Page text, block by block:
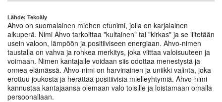
Lähde: Tekoäly
Ahvo on suomalainen miehen etunimi, jolla on karjalainen
alkuperä. Nimi Ahvo tarkoittaa "kultainen" tai "kirkas" ja se liitetään
usein valoon, lämpöön ja positiiviseen energiaan. Ahvo-nimen
taustalla on vahva ja rohkea merkitys, joka viittaa valoisuuteen ja
voimaan. Nimen kantajalle voidaan siis odottaa menestystä ja
onnea elämässä. Ahvo-nimi on harvinainen ja uniikki valinta, joka
erottuu joukosta ja herättää positiivisia mielleyhtymiä. Ahvo-nimi
kannustaa kantajaansa olemaan valo toisille ja loistamaan omalla
persoonallaan.